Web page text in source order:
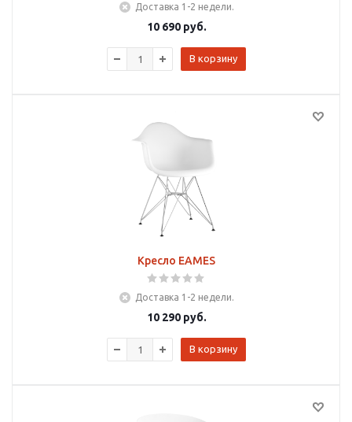
Доставка 1-2 недели.
10 690руб.
В корзину
Кресло EAMES
Доставка 1-2 недели.
10 290руб.
В корзину